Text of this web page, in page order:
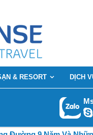
& RESORT DỊCH